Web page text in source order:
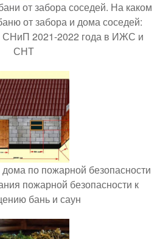
от забора соседей. На каком
от забора и дома соседей:
СНиП 2021-2022 года в ИЖС и
СНТ
по пожарной безопасности
пожарной безопасности к
бань и саун